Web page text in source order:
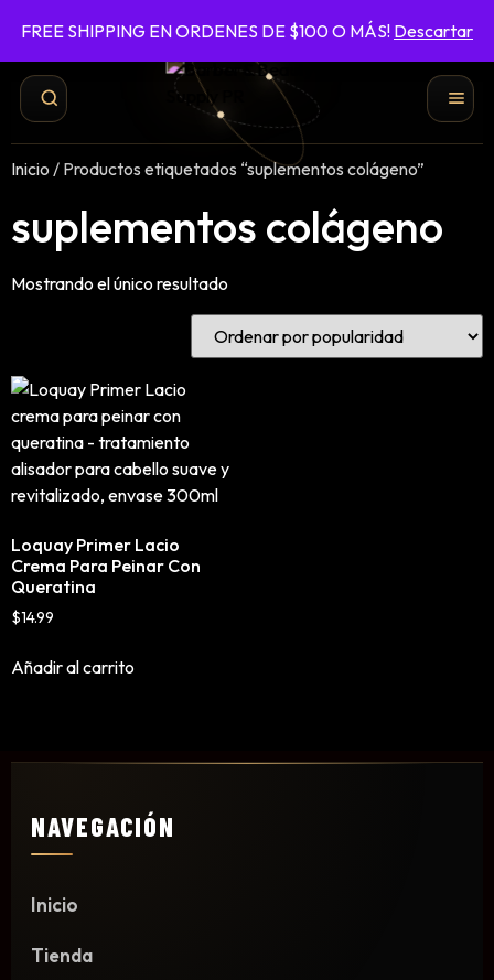
FREE SHIPPING EN ORDENES DE $100 O MÁS! Descartar
787-422-6161ENVÍO GRATIS EN ÓRDENES DE $100 O MÁS
Shampoo y Conditioner
Productos de Styling
Hair Spray
Protector de Calor
Fortalecimiento
Blowers, Planchas y Tenazas
Otros
Tijeras y Portanavajas
Inicio / Productos etiquetados “suplementos colágeno”
suplementos colágeno
Mostrando el único resultado
Loquay Primer Lacio
Crema Para Peinar Con
Queratina
$14.99
Añadir al carrito
NAVEGACIÓN
Inicio
Tienda